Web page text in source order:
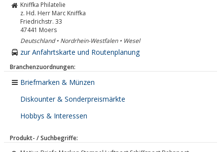
Kniffka Philatelie
z. Hd. Herr Marc Kniffka
Friedrichstr. 33
47441 Moers
Deutschland • Nordrhein-Westfalen • Wesel
zur Anfahrtskarte und Routenplanung
Branchenzuordnungen:
Briefmarken & Münzen
Diskounter & Sonderpreismärkte
Hobbys & Interessen
Produkt- / Suchbegriffe: